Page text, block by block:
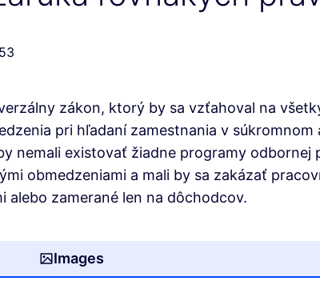
zákon, ktorý by sa vzťahoval na
pri hľadaní zamestnania v súkromnom
nemali existovať žiadne programy odbornej
obmedzeniami a mali by sa zakázať
alebo zamerané len na dôchodcov.
Images